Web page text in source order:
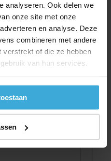
analyseren. Ook delen we
onze site met onze
en analyse. Deze
combineren met andere
verstrekt of die ze hebben
van hun services.
mm)